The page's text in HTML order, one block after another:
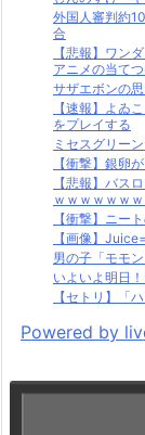
外国人審判約
合
【悲報】ワン
アニメの当て
サザエボンの
【速報】よゐ
をプレイする
ミセスグリー
【衝撃】銀卵
【悲報】バス
ｗｗｗｗｗｗ
【衝撃】ニー
【画像】
男の子「モモ
いよいよ明日
【セトリ】「
Powered by